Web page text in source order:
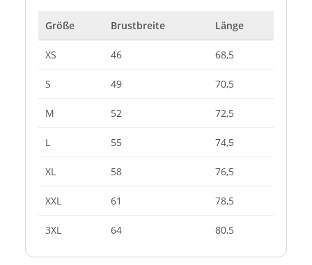
Größe Brustbreite Länge
XS 46 68,5
S 49 70,5
M 52 72,5
L 55 74,5
XL 58 76,5
XXL 61 78,5
3XL 64 80,5